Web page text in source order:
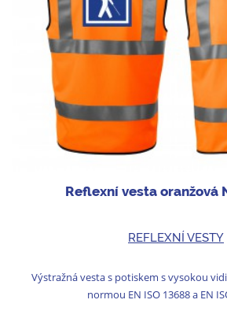
Reflexní vesta oranžová
REFLEXNÍ VESTY
Výstražná vesta s potiskem s vysokou
normou EN ISO 13688 a EN